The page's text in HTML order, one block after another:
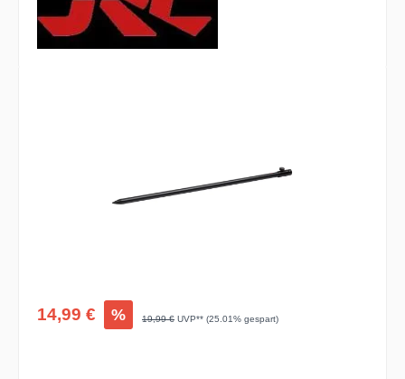
Verkaufspreis:
14,99 € % Regulärer Preis:
19,99 € UVP** (25.01% gespart)